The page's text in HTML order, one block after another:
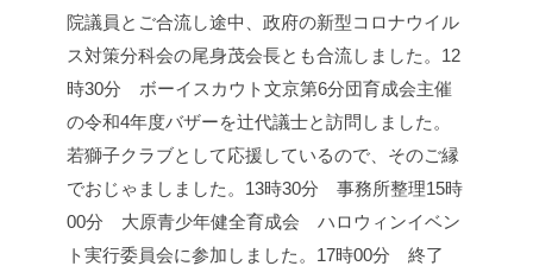
院議員とご合流し途中、政府の新型コロナウイル
ス対策分科会の尾身茂会長とも合流しました。 12
時30分 ボーイスカウト文京第6分団育成会主催
の令和4年度バザーを辻代議士と訪問しました。
若獅子クラブとして応援しているので、そのご縁
でおじゃましました。 13時30分 事務所整理15時
00分 大原青少年健全育成会 ハロウィンイベン
ト実行委員会に参加しました。 17時00分 終了